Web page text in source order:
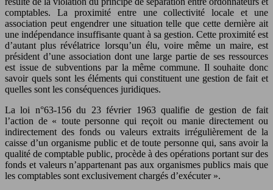
comptables. La proximité entre une collectivité locale et une
association peut engendrer une situation telle que cette dernière ait
une indépendance insuffisante quant à sa gestion. Cette proximité est
d’autant plus révélatrice lorsqu’un élu, voire même un maire, est
président d’une association dont une large partie de ses ressources
est issue de subventions par la même commune. Il souhaite donc
savoir quels sont les éléments qui constituent une gestion de fait et
quelles sont les conséquences juridiques.
La loi n°63-156 du 23 février 1963 qualifie de gestion de fait
l’action de « toute personne qui reçoit ou manie directement ou
indirectement des fonds ou valeurs extraits irrégulièrement de la
caisse d’un organisme public et de toute personne qui, sans avoir la
qualité de comptable public, procède à des opérations portant sur des
fonds et valeurs n’appartenant pas aux organismes publics mais que
les comptables sont exclusivement chargés d’exécuter ».